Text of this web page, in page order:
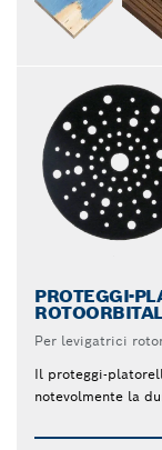
PROTEGGI-
Per levigatrici
Il proteggi-
notevolmente la